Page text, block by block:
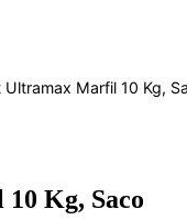
Marfil 10 Kg,
Kg, Saco